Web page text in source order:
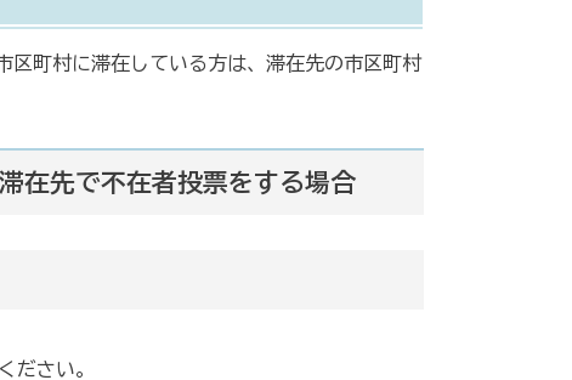
区町村に滞在している方は、滞在先の市区町村
在先で不在者投票をする場合
ださい。